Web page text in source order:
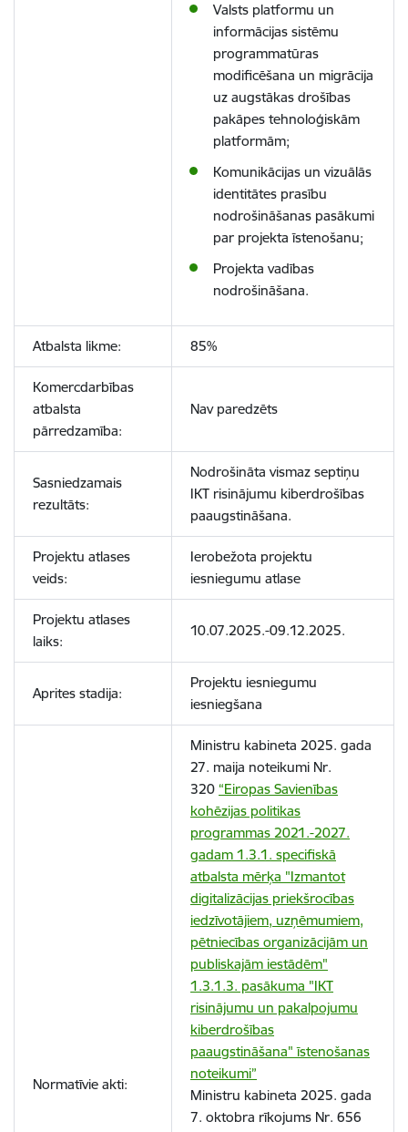
Valsts platformu un
informācijas sistēmu
programmatūras
modificēšana un migrācija
uz augstākas drošības
pakāpes tehnoloģiskām
platformām;
Komunikācijas un vizuālās
identitātes prasību
nodrošināšanas pasākumi
par projekta īstenošanu;
Projekta vadības
nodrošināšana.
Atbalsta likme: 85%
Komercdarbības
atbalsta
pārredzamība:
Nav paredzēts
Sasniedzamais
rezultāts:
Nodrošināta vismaz septiņu
IKT risinājumu kiberdrošības
paaugstināšana.
Projektu atlases
veids:
Ierobežota projektu
iesniegumu atlase
Projektu atlases
laiks:
10.07.2025.-09.12.2025.
Aprites stadija:
Projektu iesniegumu
iesniegšana
Normatīvie akti:
Ministru kabineta 2025. gada
27. maija noteikumi Nr.
320 “Eiropas Savienības
kohēzijas politikas
programmas 2021.-2027.
gadam 1.3.1. specifiskā
atbalsta mērķa "Izmantot
digitalizācijas priekšrocības
iedzīvotājiem, uzņēmumiem,
pētniecības organizācijām un
publiskajām iestādēm"
1.3.1.3. pasākuma "IKT
risinājumu un pakalpojumu
kiberdrošības
paaugstināšana" īstenošanas
noteikumi”
Ministru kabineta 2025. gada
7. oktobra rīkojums Nr. 656